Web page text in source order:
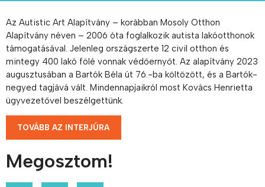
Az Autistic Art Alapítvány – korábban Mosoly Otthon
Alapítvány néven – 2006 óta foglalkozik autista lakóotthonok
támogatásával. Jelenleg országszerte 12 civil otthon és
mintegy 400 lakó fölé vonnak védőernyőt. Az alapítvány 2023
augusztusában a Bartók Béla út 76.-ba költözött, és a Bartók-
negyed tagjává vált. Mindennapjaikról most Kovács Henrietta
ügyvezetővel beszélgettünk.
TOVÁBB AZ INTERJÚRA
Megosztom!